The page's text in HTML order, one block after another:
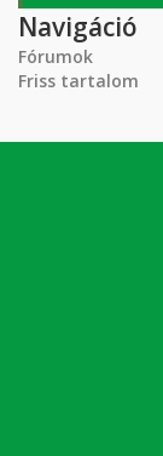
Navigáció
Fórumok
Friss tartalom